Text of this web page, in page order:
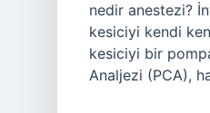
nedir anestezi?
kesiciyi kendi
kesiciyi bir
Analjezi (PCA),